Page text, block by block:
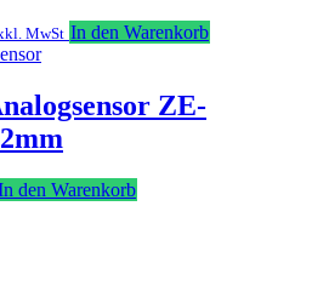
€.
MwSt In den Warenkorb
ZE-
den Warenkorb